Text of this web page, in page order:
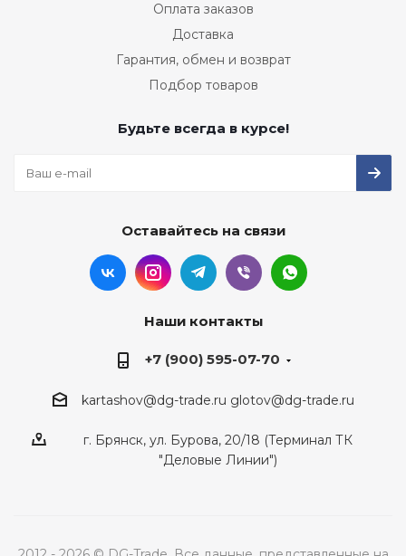
Оплата заказов
Доставка
Гарантия, обмен и возврат
Подбор товаров
Будьте всегда в курсе!
Оставайтесь на связи
Наши контакты
+7 (900) 595-07-70
kartashov@dg-trade.ru glotov@dg-trade.ru
г. Брянск, ул. Бурова, 20/18 (Терминал ТК
"Деловые Линии")